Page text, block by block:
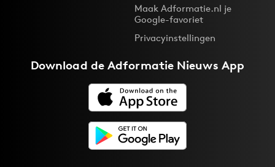
Maak Adformatie.nl je
Google-favoriet
Privacyinstellingen
Download deAdformatie Nieuws App